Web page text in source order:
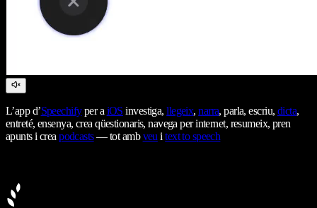
L’app d’Speechifyper aiOS investiga,llegeix,narra, parla, escriu, dicta,
entreté, ensenya, crea qüestionaris, navega per internet, resumeix, pren
apunts i creapodcasts— tot ambveuitext to speech